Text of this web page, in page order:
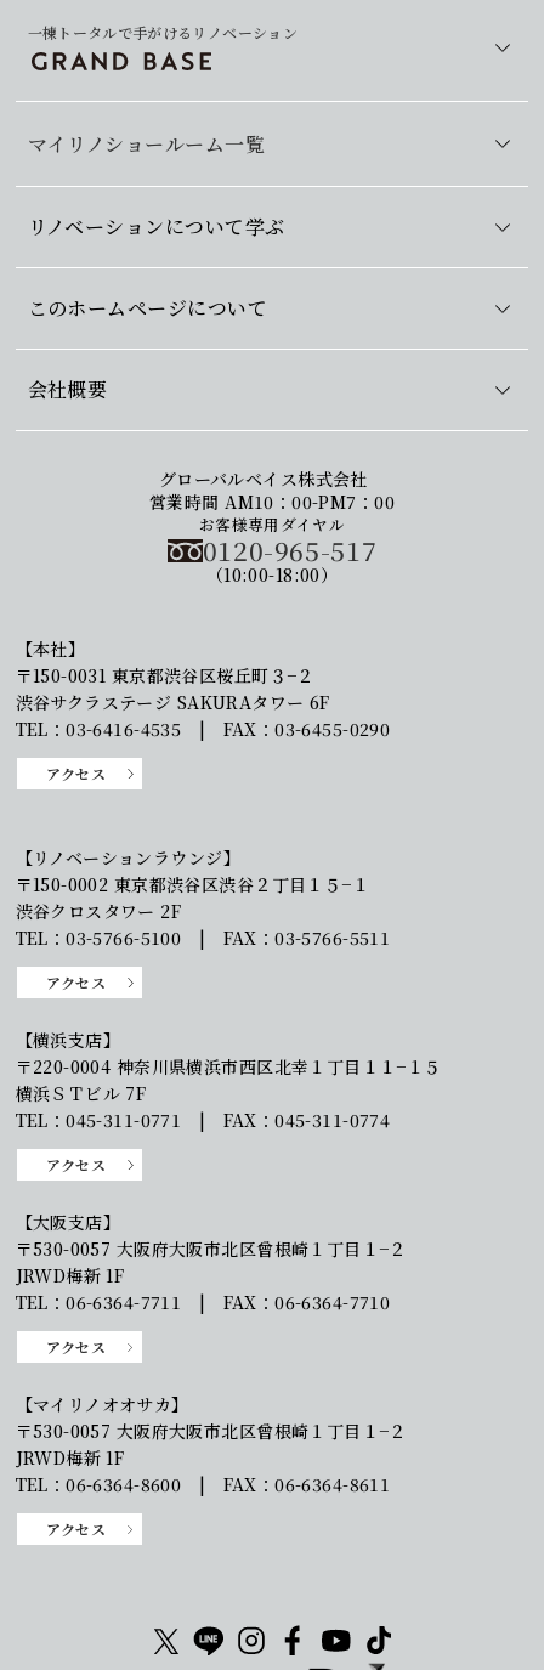
マイリノショールーム一覧
一棟トータルで手がけるリノベーション
リノベーションについて学ぶ
このホームページについて
会社概要
グローバルベイス株式会社
営業時間 AM10：00-PM7：00
お客様専用ダイヤル
0120-965-517
（10:00-18:00）
【本社】
〒150-0031 東京都渋谷区桜丘町３−２
渋谷サクラステージ SAKURAタワー 6F
TEL：03-6416-4535 | FAX：03-6455-0290
アクセス
【リノベーションラウンジ】
〒150-0002 東京都渋谷区渋谷２丁目１５−１
渋谷クロスタワー 2F
TEL：03-5766-5100 | FAX：03-5766-5511
アクセス
【横浜支店】
〒220-0004 神奈川県横浜市西区北幸１丁目１１−１５
横浜ＳＴビル 7F
TEL：045-311-0771 | FAX：045-311-0774
アクセス
【大阪支店】
〒530-0057 大阪府大阪市北区曾根崎１丁目１−２
JRWD梅新 1F
TEL：06-6364-7711 | FAX：06-6364-7710
アクセス
【マイリノオオサカ】
〒530-0057 大阪府大阪市北区曾根崎１丁目１−２
JRWD梅新 1F
TEL：06-6364-8600 | FAX：06-6364-8611
アクセス